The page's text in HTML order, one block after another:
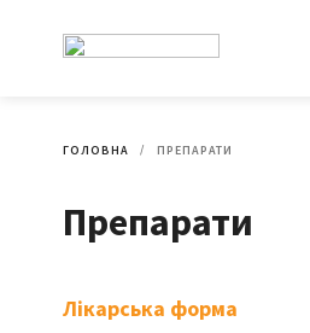
ГОЛОВНА ПРЕПАРАТИ
Препарати
Лікарська форма